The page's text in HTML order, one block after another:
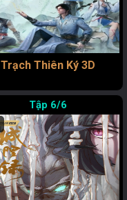
Trạch Thiên Ký 3D
6/6